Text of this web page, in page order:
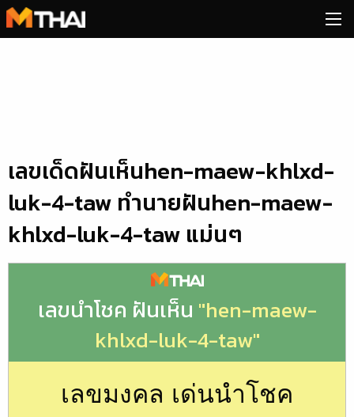
Skip
to
เลขเด็ดฝันเห็นhen-maew-khlxd-
luk-4-taw ทำนายฝันhen-maew-
khlxd-luk-4-taw แม่นๆ
เลขนำโชค ฝันเห็น "hen-maew-
khlxd-luk-4-taw"
เลขมงคล เด่นนำโชค